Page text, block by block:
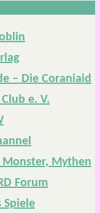
– Die Coraniaid
e. V.
Monster, Mythen
Forum
Spiele